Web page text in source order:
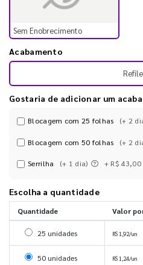
Sem Enobrecimento
Acabamento
Refile
Gostaria de adicionar um
Blocagem com 25 folhas (+ 2
Blocagem com 50 folhas (+ 2
Serrilha (+ 1 dia) + R$ 43,00
Escolha a quantidade
Quantidade Valor
Selecionar 25 unidades
25 unidades R$ 1,92/un
Selecionar 50 unidades
50 unidades R$ 1,24/un